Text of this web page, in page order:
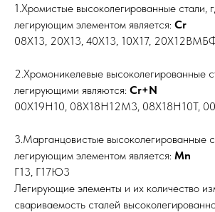
1.Хромистые высоколегированные стали,
легирующим элементом является: Cr
08Х13, 20Х13, 40Х13, 10Х17,
2.Хромоникелевые высоколегированные
легирующими являются: Cr+N
00Х19Н10, 08Х18Н12М3, 08Х18Н10Т,
3.Марганцовистые высоколегированные
легирующим элементом является: Mn
Г13, Г17Ю3
Легирующие элементы и их количество
свариваемость сталей